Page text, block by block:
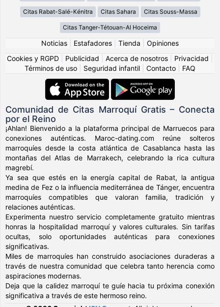
Citas Rabat-Salé-Kénitra Citas Sahara Citas Souss-Massa
Citas Tanger-Tétouan-Al Hoceima
Noticias Estafadores Tienda
Opiniones
Cookies y RGPD
Publicidad Acerca de nosotros Privacidad
Términos de uso
Seguridad infantil Contacto FAQ
Comunidad de Citas Marroquí Gratis – Conecta
por el Reino
¡Ahlan! Bienvenido a la plataforma principal de Marruecos para
conexiones auténticas. Maroc-dating.com reúne solteros
marroquíes desde la costa atlántica de Casablanca hasta las
montañas del Atlas de Marrakech, celebrando la rica cultura
magrebí.
Ya sea que estés en la energía capital de Rabat, la antigua
medina de Fez o la influencia mediterránea de Tánger, encuentra
marroquíes compatibles que valoran familia, tradición y
relaciones auténticas.
Experimenta nuestro servicio completamente gratuito mientras
honras la hospitalidad marroquí y valores culturales. Sin tarifas
ocultas, solo oportunidades auténticas para conexiones
significativas.
Miles de marroquíes han construido asociaciones duraderas a
través de nuestra comunidad que celebra tanto herencia como
aspiraciones modernas.
Deja que la calidez marroquí te guíe hacia tu próxima conexión
significativa a través de este hermoso reino.